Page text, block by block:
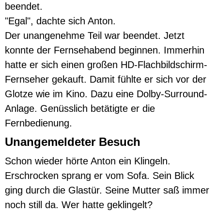
beendet.
"Egal", dachte sich Anton.
Der unangenehme Teil war beendet. Jetzt
konnte der Fernsehabend beginnen. Immerhin
hatte er sich einen großen HD-Flachbildschirm-
Fernseher gekauft. Damit fühlte er sich vor der
Glotze wie im Kino. Dazu eine Dolby-Surround-
Anlage. Genüsslich betätigte er die
Fernbedienung.
Unangemeldeter Besuch
Schon wieder hörte Anton ein Klingeln.
Erschrocken sprang er vom Sofa. Sein Blick
ging durch die Glastür. Seine Mutter saß immer
noch still da. Wer hatte geklingelt?